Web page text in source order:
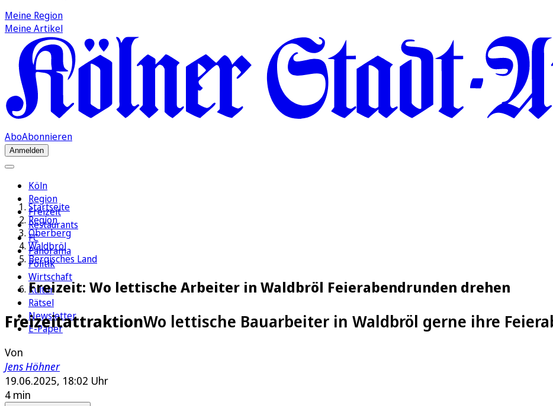
Meine Region
Meine Artikel
AboAbonnieren
Anmelden
Köln
Region
Freizeit
Restaurants
FC
Panorama
Politik
Wirtschaft
Kultur
Rätsel
Newsletter
E-Paper
Startseite
Region
Oberberg
Waldbröl
Bergisches Land
Freizeit: Wo lettische Arbeiter in Waldbröl Feierabendrunden drehen
FreizeitattraktionWo lettische Bauarbeiter in Waldbröl gerne ihre
Von
Jens Höhner
19.06.2025, 18:02 Uhr
4 min